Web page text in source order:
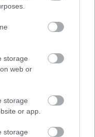
storage
web or
storage
or app.
storage
στη σύνταξη
Ιράν